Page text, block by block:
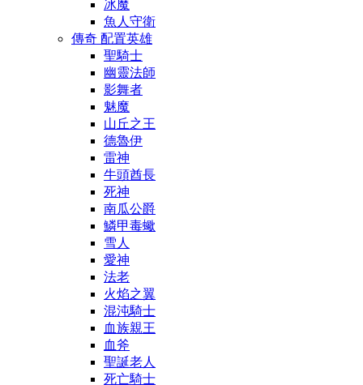
冰魔
魚人守衛
傳奇 配置英雄
聖騎士
幽靈法師
影舞者
魅魔
山丘之王
德魯伊
雷神
牛頭酋長
死神
南瓜公爵
鱗甲毒蠍
雪人
愛神
法老
火焰之翼
混沌騎士
血族親王
血斧
聖誕老人
死亡騎士